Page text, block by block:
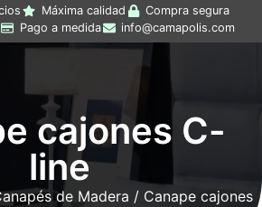
Máxima calidad
Compra segura
Pago a medida info@camapolis.com
cajones C-
line
de Madera / Canape cajones